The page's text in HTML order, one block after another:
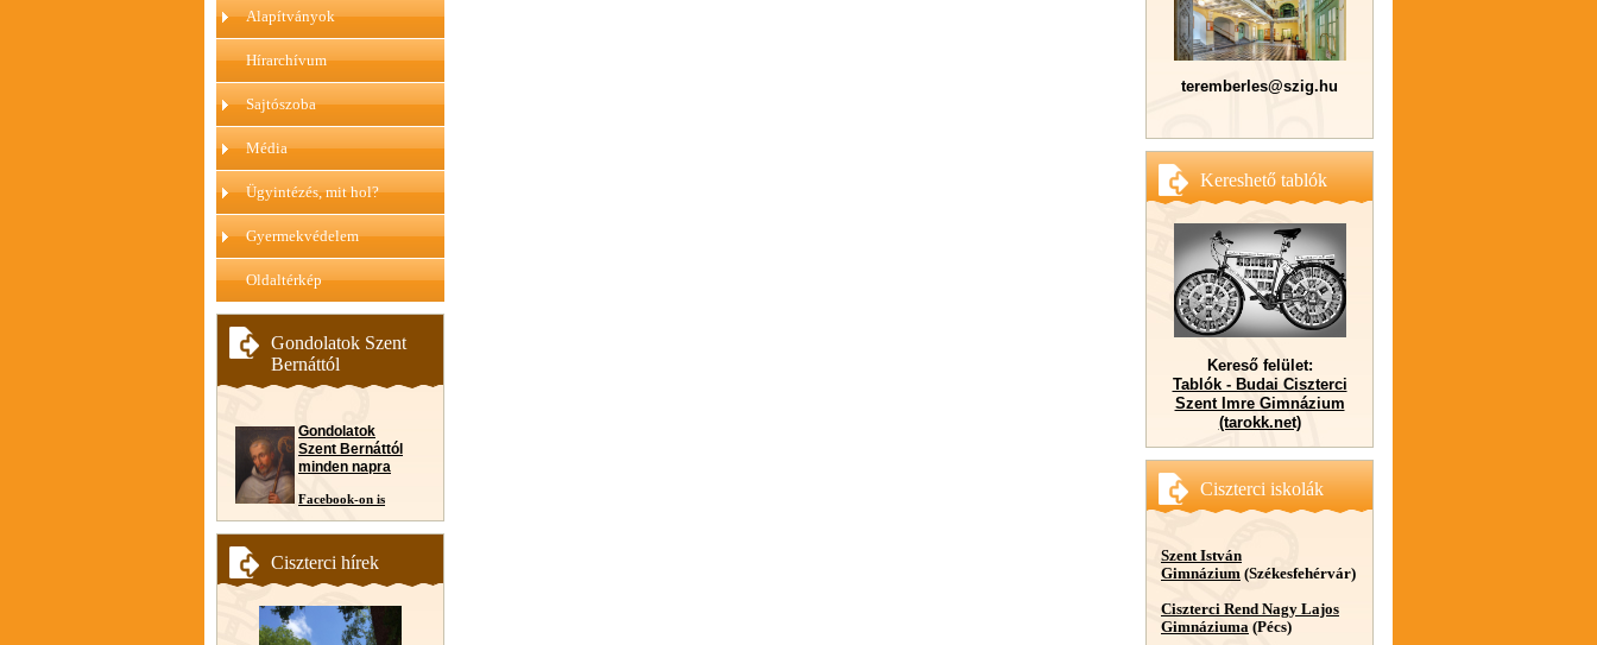
Alapítványok
Hírarchívum
Sajtószoba
Média
Ügyintézés, mit hol?
Gyermekvédelem
Oldaltérkép
Gondolatok Szent
Bernáttól
Gondolatok
Szent Bernáttól
minden napra
Facebook-on is
Ciszterci hírek
teremberles@szig.hu
Kereshető tablók
Kereső felület:
Tablók - Budai Ciszterci
Szent Imre Gimnázium
(tarokk.net)
Ciszterci iskolák
Szent István
Gimnázium (Székesfehérvár)
Ciszterci Rend Nagy Lajos
Gimnáziuma (Pécs)